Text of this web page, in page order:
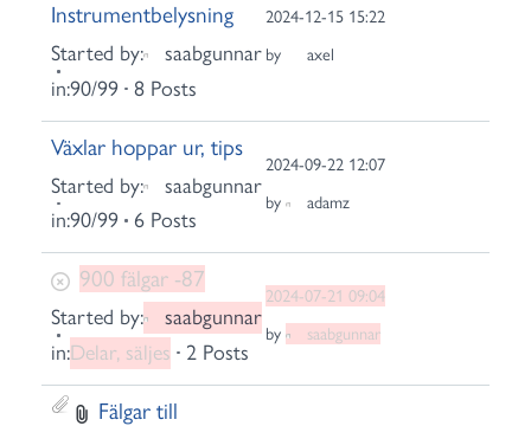
Instrumentbelysning
Started by:
saabgunnar
in:90/99 8 Posts
2024-12-15 15:22
by
axel
Växlar hoppar ur, tips
Started by:
saabgunnar
in:90/99 6 Posts
2024-09-22 12:07
by
adamz
900 fälgar -87
Started by:
saabgunnar
in:Delar, säljes 2 Posts
2024-07-21 09:04
by
saabgunnar
Fälgar till